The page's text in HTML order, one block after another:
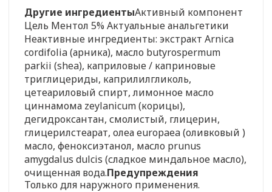
Другие ингредиентыАктивный компонент
Цель Ментол 5% Актуальные анальгетики
Неактивные ингредиенты: экстракт Arnica
cordifolia (арника), масло butyrospermum
parkii (shea), каприловые / каприновые
триглицериды, каприлилгликоль,
цетеариловый спирт, лимонное масло
циннамома zeylanicum (корицы),
дегидроксантан, смолистый, глицерин,
глицерилстеарат, олеа europaea (оливковый )
масло, феноксиэтанол, масло prunus
amygdalus dulcis (сладкое миндальное масло),
очищенная вода.Предупреждения
Только для наружного применения.